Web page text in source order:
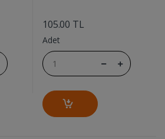
105.00 TL
Adet